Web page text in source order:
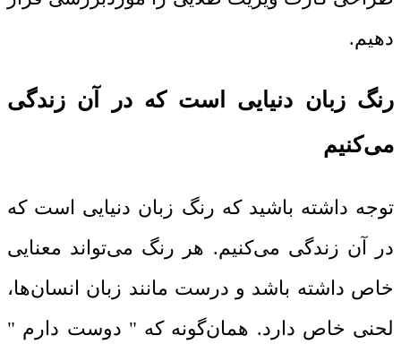
دهیم.
رنگ زبان دنیایی است که در آن زندگی
می‌کنیم
توجه داشته باشید که رنگ زبان دنیایی است که
در آن زندگی می‌کنیم. هر رنگ می‌تواند معنایی
خاص داشته باشد و درست مانند زبان انسان‌ها،
لحنی خاص دارد. همان‌گونه که " دوست دارم "